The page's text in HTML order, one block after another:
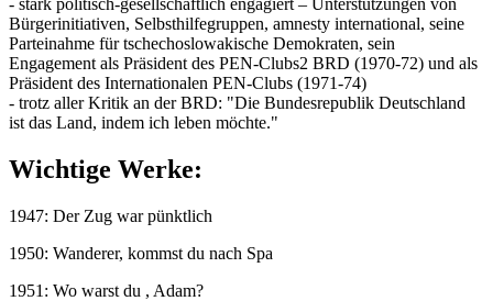
- stark politisch-gesellschaftlich engagiert – Unterstützungen von
Bürgerinitiativen, Selbsthilfegruppen, amnesty international, seine
Parteinahme für tschechoslowakische Demokraten, sein
Engagement als Präsident des PEN-Clubs2 BRD (1970-72) und als
Präsident des Internationalen PEN-Clubs (1971-74)
- trotz aller Kritik an der BRD: "Die Bundesrepublik Deutschland
ist das Land, indem ich leben möchte."
Wichtige Werke:
1947: Der Zug war pünktlich
1950: Wanderer, kommst du nach Spa
1951: Wo warst du , Adam?